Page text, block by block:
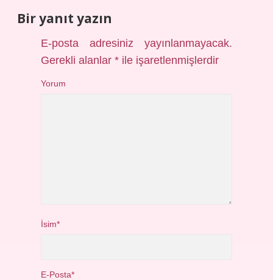
Bir yanıt yazın
E-posta adresiniz yayınlanmayacak.
Gerekli alanlar* ile işaretlenmişlerdir
Yorum
İsim*
E-Posta*